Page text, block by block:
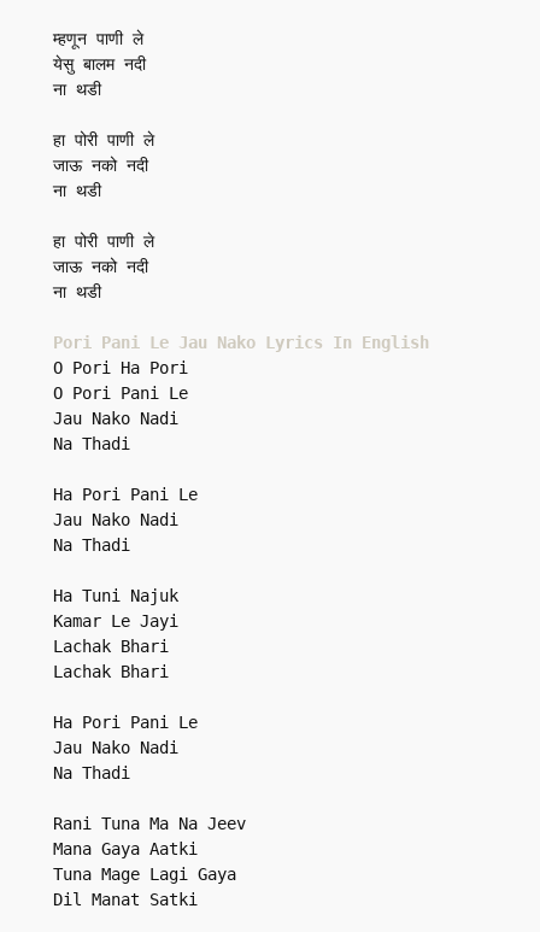
म्हणून पाणी ले
येसु बालम नदी
ना थडी
हा पोरी पाणी ले
जाऊ नको नदी
ना थडी
हा पोरी पाणी ले
जाऊ नको नदी
ना थडी
Pori Pani Le Jau Nako Lyrics In English
O Pori Ha Pori
O Pori Pani Le
Jau Nako Nadi
Na Thadi
Ha Pori Pani Le
Jau Nako Nadi
Na Thadi
Ha Tuni Najuk
Kamar Le Jayi
Lachak Bhari
Lachak Bhari
Ha Pori Pani Le
Jau Nako Nadi
Na Thadi
Rani Tuna Ma Na Jeev
Mana Gaya Aatki
Tuna Mage Lagi Gaya
Dil Manat Satki